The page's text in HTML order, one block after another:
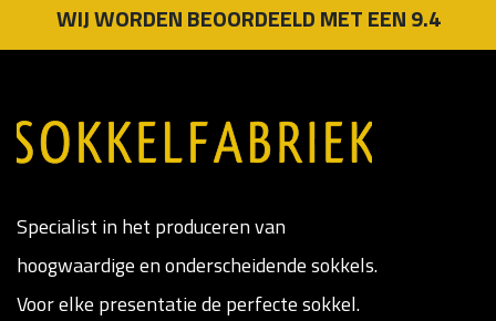
WIJ WORDEN BEOORDEELD MET EEN 9.4
Specialist in het produceren van
hoogwaardige en onderscheidende sokkels.
Voor elke presentatie de perfecte sokkel.